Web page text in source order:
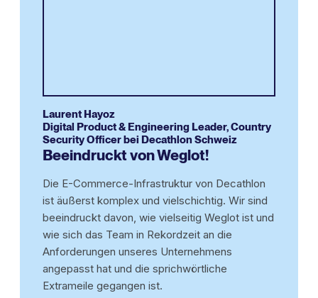
Laurent Hayoz
Digital Product & Engineering Leader, Country
Security Officer bei Decathlon Schweiz
Beeindruckt von Weglot!
Die E-Commerce-Infrastruktur von Decathlon
ist äußerst komplex und vielschichtig. Wir sind
beeindruckt davon, wie vielseitig Weglot ist und
wie sich das Team in Rekordzeit an die
Anforderungen unseres Unternehmens
angepasst hat und die sprichwörtliche
Extrameile gegangen ist.